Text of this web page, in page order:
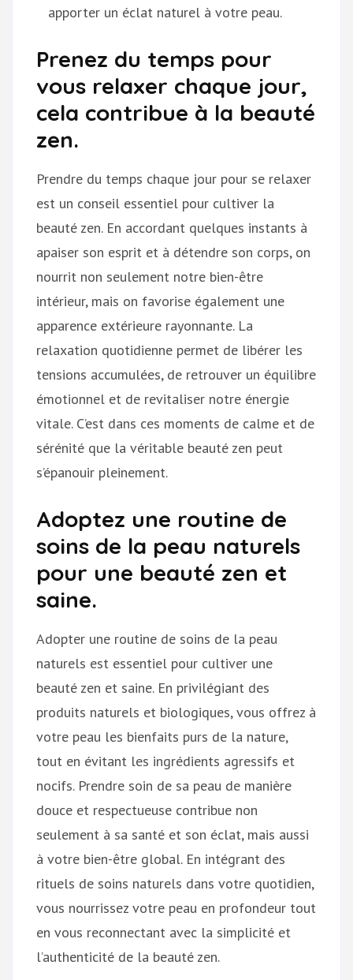
apporter un éclat naturel à votre peau.
Prenez du temps pour
vous relaxer chaque jour,
cela contribue à la beauté
zen.
Prendre du temps chaque jour pour se relaxer
est un conseil essentiel pour cultiver la
beauté zen. En accordant quelques instants à
apaiser son esprit et à détendre son corps, on
nourrit non seulement notre bien-être
intérieur, mais on favorise également une
apparence extérieure rayonnante. La
relaxation quotidienne permet de libérer les
tensions accumulées, de retrouver un équilibre
émotionnel et de revitaliser notre énergie
vitale. C’est dans ces moments de calme et de
sérénité que la véritable beauté zen peut
s’épanouir pleinement.
Adoptez une routine de
soins de la peau naturels
pour une beauté zen et
saine.
Adopter une routine de soins de la peau
naturels est essentiel pour cultiver une
beauté zen et saine. En privilégiant des
produits naturels et biologiques, vous offrez à
votre peau les bienfaits purs de la nature,
tout en évitant les ingrédients agressifs et
nocifs. Prendre soin de sa peau de manière
douce et respectueuse contribue non
seulement à sa santé et son éclat, mais aussi
à votre bien-être global. En intégrant des
rituels de soins naturels dans votre quotidien,
vous nourrissez votre peau en profondeur tout
en vous reconnectant avec la simplicité et
l’authenticité de la beauté zen.